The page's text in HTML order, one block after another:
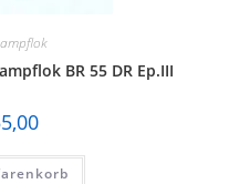
BR 55 DR Ep.III